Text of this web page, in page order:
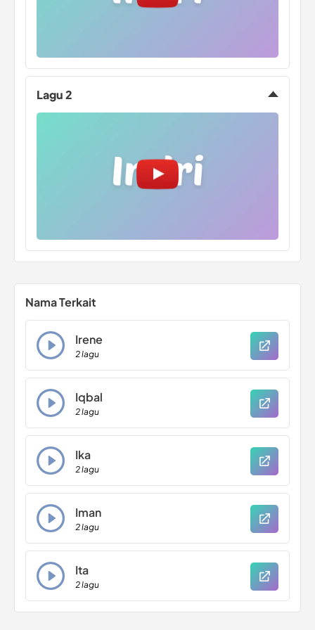
Lagu 2
Nama Terkait
Irene
2 lagu
Iqbal
2 lagu
Ika
2 lagu
Iman
2 lagu
Ita
2 lagu